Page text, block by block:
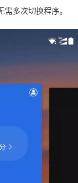
多次切换程序。